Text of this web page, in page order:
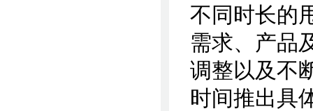
不同时长的
需求、产品
调整以及不
时间推出具